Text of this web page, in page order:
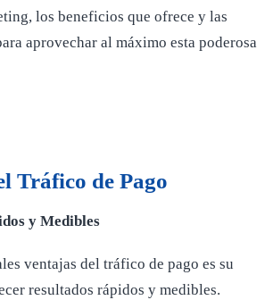
los beneficios que ofrece y las
aprovechar al máximo esta poderosa
Tráfico de Pago
y Medibles
ventajas del tráfico de pago es su
resultados rápidos y medibles.